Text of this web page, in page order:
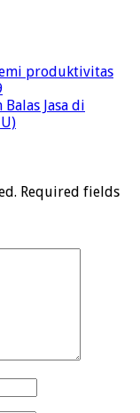
produktivitas
Jasa di
Required fields